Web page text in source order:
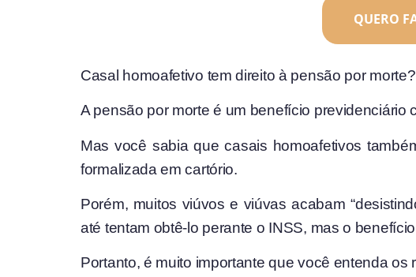
QUERO
Casal homoafetivo tem direito à pensão por morte?
A pensão por morte é um benefício
Mas você sabia que casais homoafetivos
formalizada em cartório.
Porém, muitos viúvos e viúvas acabam
até tentam obtê-lo perante o INSS, mas o
Portanto, é muito importante que você entenda